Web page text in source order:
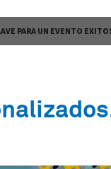
PARA UN EVENTO